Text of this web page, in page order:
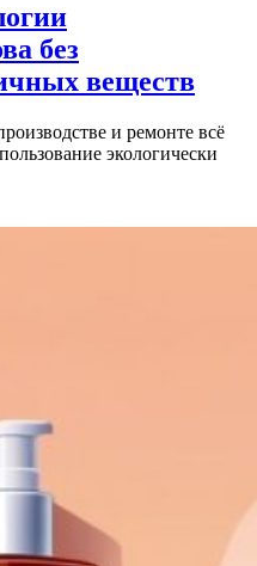
без
веществ
и ремонте всё
экологически